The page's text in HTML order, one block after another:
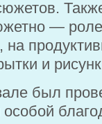
—
и
был